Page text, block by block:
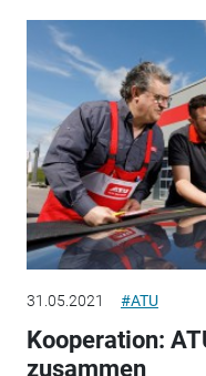
31.05.2021 #ATU
Kooperation:
zusammen